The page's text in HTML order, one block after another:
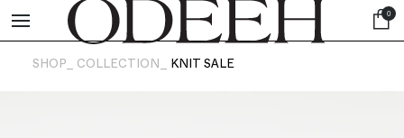
0
SHOP_ COLLECTION_ KNIT SALE